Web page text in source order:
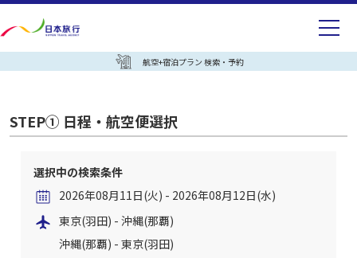
航空+宿泊プラン 検索・予約
STEP① 日程・航空便選択
選択中の検索条件
2026年08月11日(火) - 2026年08月12日(水)
東京(羽田) - 沖縄(那覇)
沖縄(那覇) - 東京(羽田)